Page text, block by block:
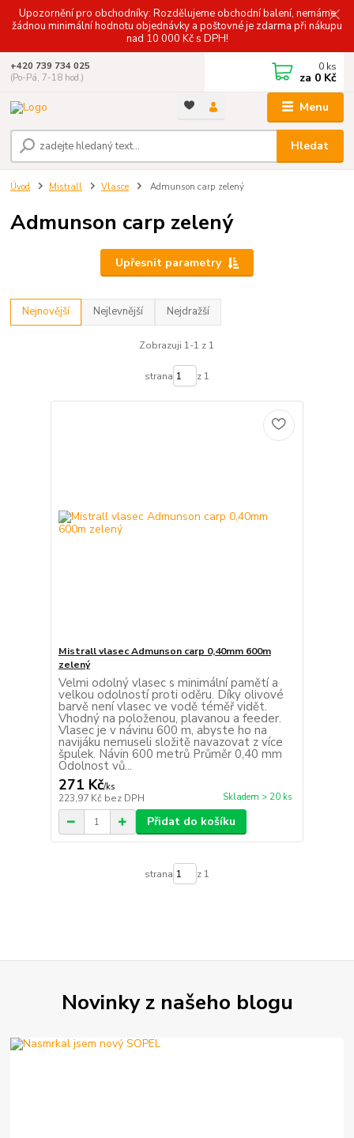
Upozornění pro obchodníky: Rozdělujeme obchodní balení, nemáme
žádnou minimální hodnotu objednávky a poštovné je zdarma při nákupu
nad 10 000 Kč s DPH!
Menu
Hledat
+420 739 734 025
(Po-Pá, 7-18 hod.)
0 ks
za 0 Kč
Úvod Mistrall Vlasce Admunson carp zelený
Admunson carp zelený
Upřesnit parametry
Nejnovější Nejlevnější Nejdražší
Zobrazuji 1-1 z 1
strana z 1
Mistrall vlasec Admunson carp 0,40mm 600m
zelený
Velmi odolný vlasec s minimální pamětí a
velkou odolností proti oděru. Díky olivové
barvě není vlasec ve vodě téměř vidět.
Vhodný na položenou, plavanou a feeder.
Vlasec je v návinu 600 m, abyste ho na
navijáku nemuseli složitě navazovat z více
špulek. Návin 600 metrů Průměr 0,40 mm
Odolnost vů...
271 Kč/ks
223,97 Kč bez DPH Skladem > 20 ks
Přidat do košíku
strana z 1
Novinky z našeho blogu